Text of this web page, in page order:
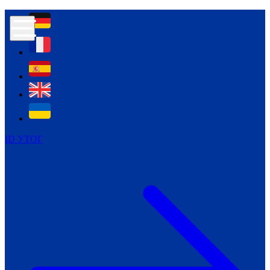
ID УТОГ
Контур психологічної безпеки глухих
Всеукраїнський пісенний
челендж «Україно, ти є!»
Молодіжний челендж «Жестова
мова для мене – це…»
Репортажі спеціальних та
інклюзивних начальних закладів